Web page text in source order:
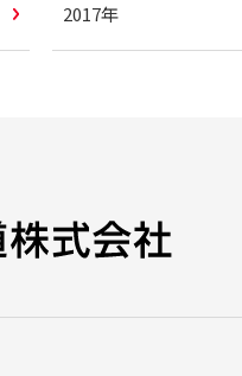
2017年